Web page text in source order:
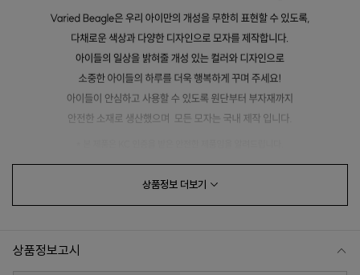
상품정보 더보기
상품정보고시